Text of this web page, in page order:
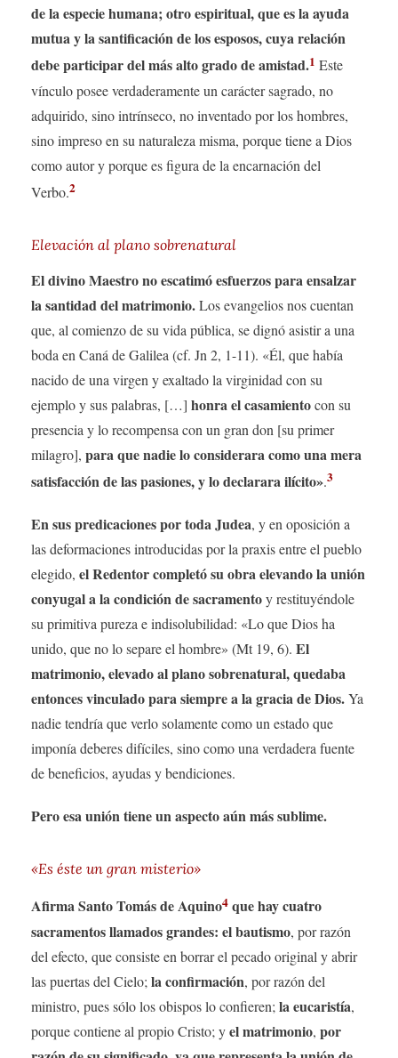
de la especie humana; otro espiritual, que es la ayuda
mutua y la santificación de los esposos, cuya relación
debe participar del más alto grado de amistad.1 Este
vínculo posee verdaderamente un carácter sagrado, no
adquirido, sino intrínseco, no inventado por los hombres,
sino impreso en su naturaleza misma, porque tiene a Dios
como autor y porque es figura de la encarnación del
Verbo.2
Elevación al plano sobrenatural
El divino Maestro no escatimó esfuerzos para ensalzar
la santidad del matrimonio.Los evangelios nos cuentan
que, al comienzo de su vida pública, se dignó asistir a una
boda en Caná de Galilea (cf. Jn 2, 1-11). «Él, que había
nacido de una virgen y exaltado la virginidad con su
ejemplo y sus palabras, […] honra el casamientocon su
presencia y lo recompensa con un gran don [su primer
milagro], para que nadie lo considerara como una mera
satisfacción de las pasiones, y lo declarara ilícito».3
En sus predicaciones por toda Judea, y en oposición a
las deformaciones introducidas por la praxis entre el pueblo
elegido, el Redentor completó su obra elevando la unión
conyugal a la condición de sacramentoy restituyéndole
su primitiva pureza e indisolubilidad: «Lo que Dios ha
unido, que no lo separe el hombre» (Mt 19, 6). El
matrimonio, elevado al plano sobrenatural, quedaba
entonces vinculado para siempre a la gracia de Dios.Ya
nadie tendría que verlo solamente como un estado que
imponía deberes difíciles, sino como una verdadera fuente
de beneficios, ayudas y bendiciones.
Pero esa unión tiene un aspecto aún más sublime.
«Es éste un gran misterio»
Afirma Santo Tomás de Aquino4 que hay cuatro
sacramentos llamados grandes: el bautismo, por razón
del efecto, que consiste en borrar el pecado original y abrir
las puertas del Cielo; la confirmación, por razón del
ministro, pues sólo los obispos lo confieren; la eucaristía,
porque contiene al propio Cristo; yel matrimonio, por